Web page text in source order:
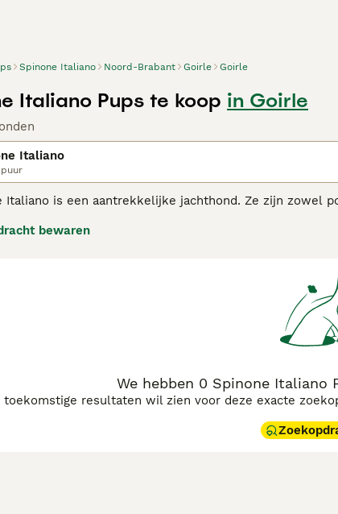
Spinone Italiano Noord-Brabant Goirle Goirle
Italiano Pups te koop in Goirle
Italiano
Italiano is een aantrekkelijke jachthond. Ze zijn zowel
een zeer kenmerkend uiterlijk door hun snorren,
bewaren
We hebben 0 Spinone Italiano
toekomstige resultaten wil zien voor deze exacte